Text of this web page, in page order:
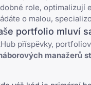
role,
o malou,
portfolio mluví
příspěvky,
manažerů